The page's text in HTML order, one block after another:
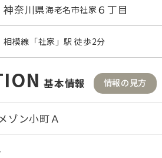
神奈川県海老名市社家６丁目
相模線 「社家 」駅 徒歩2分
基本情報 情報の見方
ゾン小町Ａ